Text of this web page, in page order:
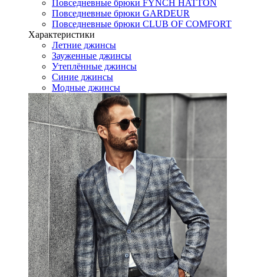
Повседневные брюки FYNCH HATTON
Повседневные брюки GARDEUR
Повседневные брюки CLUB OF COMFORT
Характеристики
Летние джинсы
Зауженные джинсы
Утеплённые джинсы
Синие джинсы
Модные джинсы